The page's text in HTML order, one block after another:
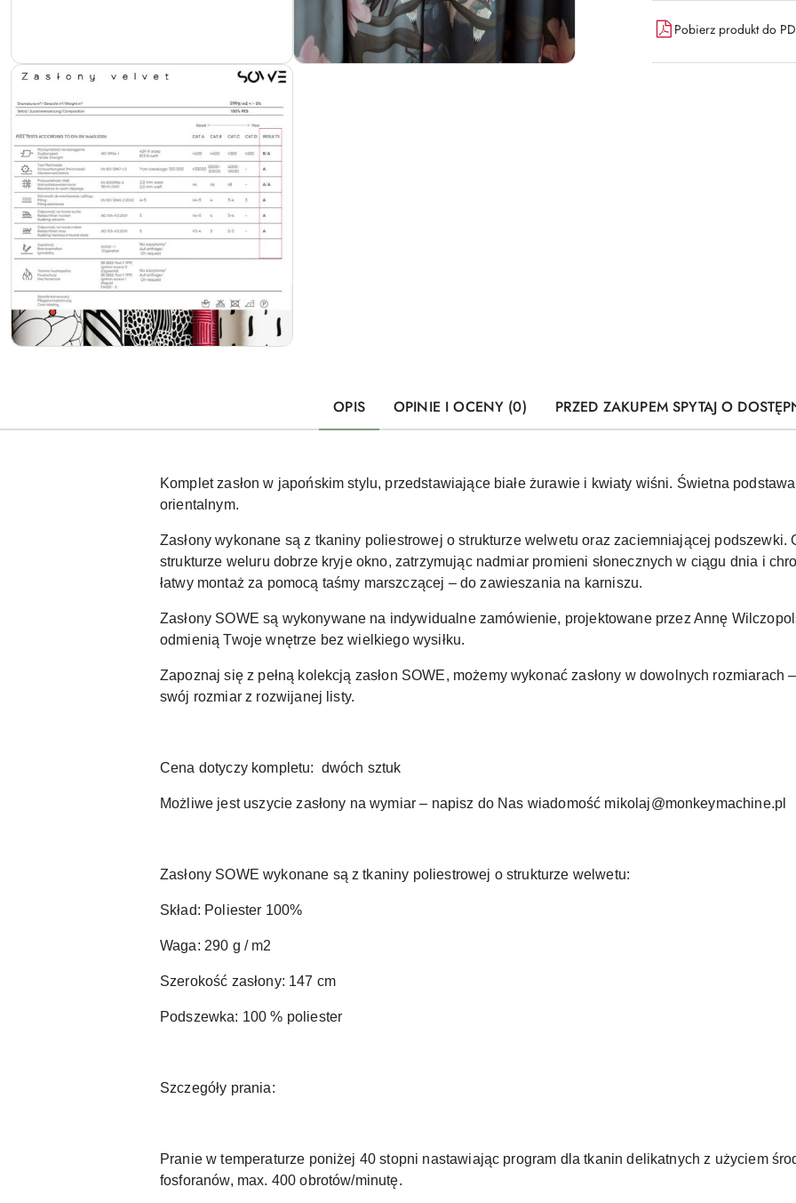
Pobierz produkt do
OPIS OPINIE I OCENY (0) PRZED ZAKUPEM SPYTAJ O
Komplet zasłon w japońskim stylu, przedstawiające białe żurawie i kwiaty wiśni. Świetna
orientalnym.
Zasłony wykonane są z tkaniny poliestrowej o strukturze welwetu oraz zaciemniającej podszewki.
strukturze weluru dobrze kryje okno, zatrzymując nadmiar promieni słonecznych w ciągu dnia i
łatwy montaż za pomocą taśmy marszczącej – do zawieszania na karniszu.
Zasłony SOWE są wykonywane na indywidualne zamówienie, projektowane przez Annę
odmienią Twoje wnętrze bez wielkiego wysiłku.
Zapoznaj się z pełną kolekcją zasłon SOWE, możemy wykonać zasłony w dowolnych rozmiarach
swój rozmiar z rozwijanej listy.
Cena dotyczy kompletu: dwóch sztuk
Możliwe jest uszycie zasłony na wymiar – napisz do Nas wiadomość mikolaj@monkeymachine.pl
Zasłony SOWE wykonane są z tkaniny poliestrowej o strukturze welwetu:
Skład: Poliester 100%
Waga: 290 g / m2
Szerokość zasłony: 147 cm
Podszewka: 100 % poliester
Szczegóły prania:
Pranie w temperaturze poniżej 40 stopni nastawiając program dla tkanin delikatnych z użyciem
fosforanów, max. 400 obrotów/minutę.